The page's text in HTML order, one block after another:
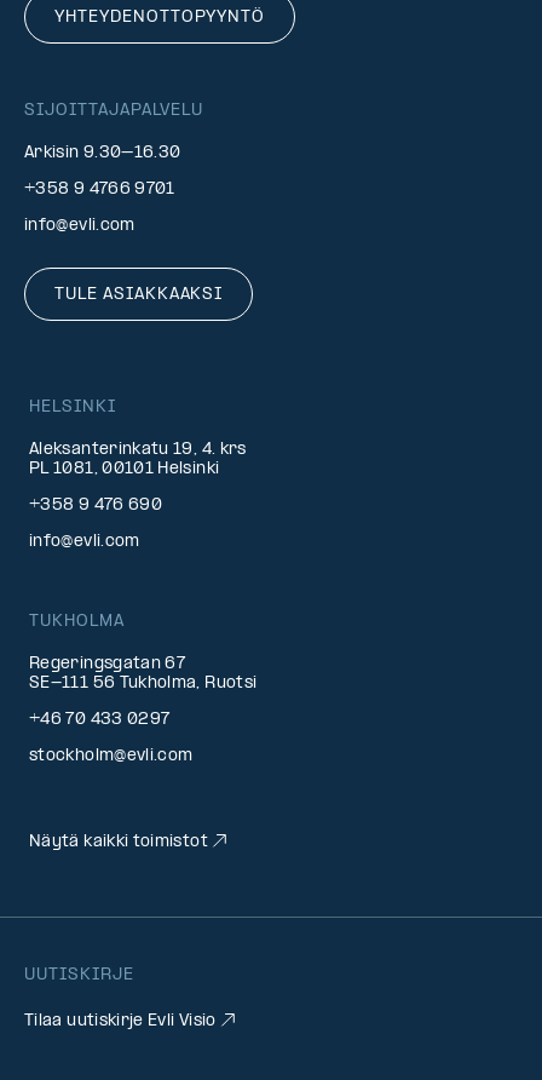
YHTEYDENOTTOPYYNTÖ
SIJOITTAJAPALVELU
Arkisin 9.30–16.30
+358 9 4766 9701
info@evli.com
TULE ASIAKKAAKSI
UUTISKIRJE
Tilaa uutiskirje Evli Visio
HELSINKI
Aleksanterinkatu 19, 4. krs
PL 1081, 00101 Helsinki
+358 9 476 690
info@evli.com
TUKHOLMA
Regeringsgatan 67
SE-111 56 Tukholma, Ruotsi
+46 70 433 0297
stockholm@evli.com
Näytä kaikki toimistot